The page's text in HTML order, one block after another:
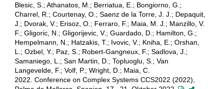
Blesic, S.; Athanatos, M.; Berriatua, E.; Bongiorno, G.;
Charrel, R.; Courtenay, O.; Saenz de la Torre, J. J.; Depaquit,
J.; Dvorak, V.; Erisoz, O.; Ferraro, F.; Maia, M. J.; Manzillo, V.
F.; Gligoric, N.; Gligorijevic, V.; Guardado, D.; Hamilton, G.;
Hempelmann, N.; Hatzakis, T.; Ivovic, V.; Kniha, E.; Orshan,
L.; Ozbel, Y.; Paz, S.; Robert-Gangneux, F.; Sadlova, J.;
Samaniego, L.; San Martin, D.; Topluoglu, S.; Van
Langevelde, F.; Volf, P.; Wright, D.; Maia, C.
2022. Conference on Complex Systems CCS2022 (2022),